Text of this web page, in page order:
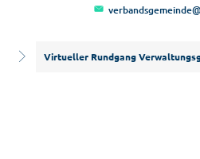
Virtueller Rundgang